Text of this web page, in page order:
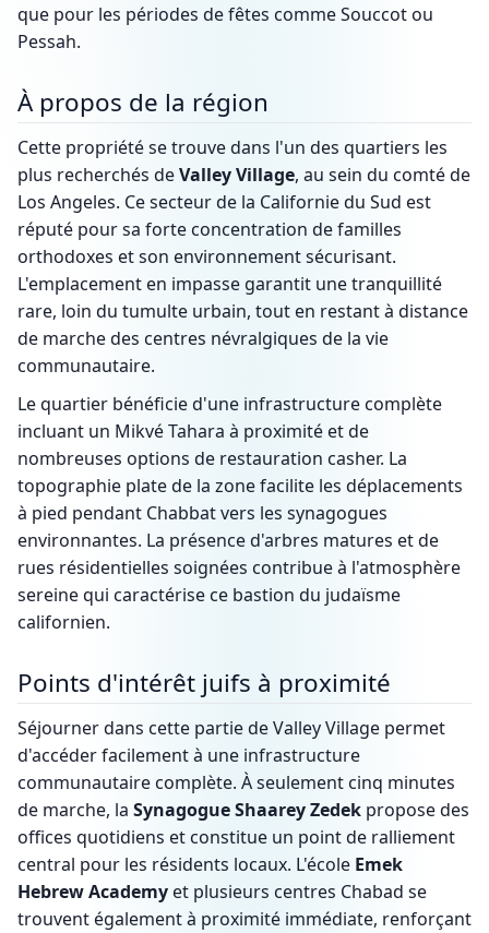
que pour les périodes de fêtes comme Souccot ou
Pessah.
À propos de la région
Cette propriété se trouve dans l'un des quartiers les
plus recherchés deValley Village, au sein du comté de
Los Angeles. Ce secteur de la Californie du Sud est
réputé pour sa forte concentration de familles
orthodoxes et son environnement sécurisant.
L'emplacement en impasse garantit une tranquillité
rare, loin du tumulte urbain, tout en restant à distance
de marche des centres névralgiques de la vie
communautaire.
Le quartier bénéficie d'une infrastructure complète
incluant un Mikvé Tahara à proximité et de
nombreuses options de restauration casher. La
topographie plate de la zone facilite les déplacements
à pied pendant Chabbat vers les synagogues
environnantes. La présence d'arbres matures et de
rues résidentielles soignées contribue à l'atmosphère
sereine qui caractérise ce bastion du judaïsme
californien.
Points d'intérêt juifs à proximité
Séjourner dans cette partie de Valley Village permet
d'accéder facilement à une infrastructure
communautaire complète. À seulement cinq minutes
de marche, la Synagogue Shaarey Zedek propose des
offices quotidiens et constitue un point de ralliement
central pour les résidents locaux. L'école Emek
Hebrew Academyet plusieurs centres Chabad se
trouvent également à proximité immédiate, renforçant